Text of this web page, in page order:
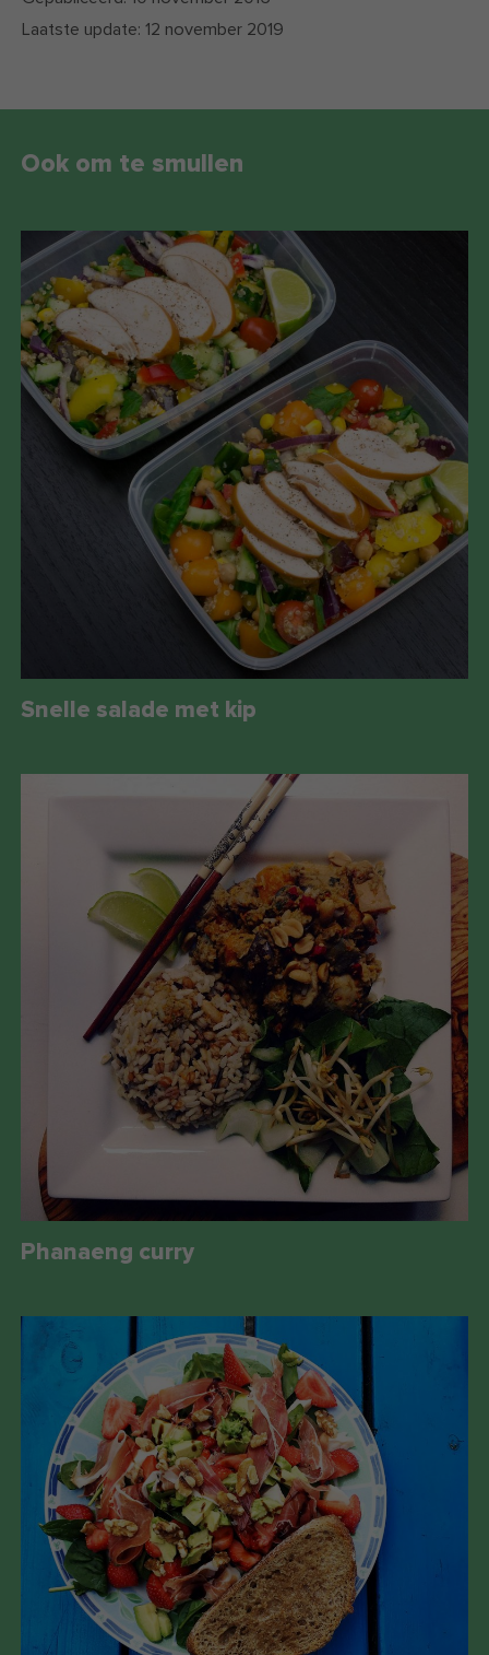
Laatste update: 12 november 2019
Ook om te smullen
Snelle salade met kip
Phanaeng curry